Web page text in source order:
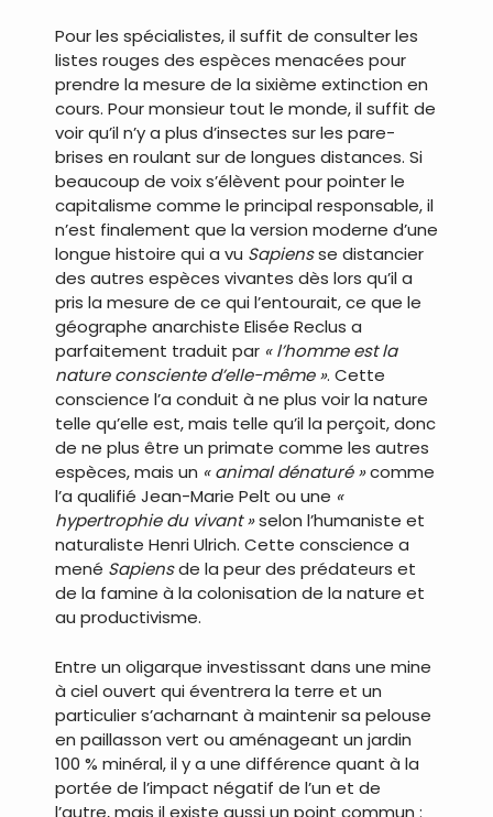
Pour les spécialistes, il suffit de consulter les
listes rouges des espèces menacées pour
prendre la mesure de la sixième extinction en
cours. Pour monsieur tout le monde, il suffit de
voir qu’il n’y a plus d’insectes sur les pare-
brises en roulant sur de longues distances. Si
beaucoup de voix s’élèvent pour pointer le
capitalisme comme le principal responsable, il
n’est finalement que la version moderne d’une
longue histoire qui a vu Sapiensse distancier
des autres espèces vivantes dès lors qu’il a
pris la mesure de ce qui l’entourait, ce que le
géographe anarchiste Elisée Reclus a
parfaitement traduit par « l’homme est la
nature consciente d’elle-même ». Cette
conscience l’a conduit à ne plus voir la nature
telle qu’elle est, mais telle qu’il la perçoit, donc
de ne plus être un primate comme les autres
espèces, mais un « animal dénaturé »comme
l’a qualifié Jean-Marie Pelt ou une «
hypertrophie du vivant »selon l’humaniste et
naturaliste Henri Ulrich. Cette conscience a
mené Sapiensde la peur des prédateurs et
de la famine à la colonisation de la nature et
au productivisme.
Entre un oligarque investissant dans une mine
à ciel ouvert qui éventrera la terre et un
particulier s’acharnant à maintenir sa pelouse
en paillasson vert ou aménageant un jardin
100 % minéral, il y a une différence quant à la
portée de l’impact négatif de l’un et de
l’autre, mais il existe aussi un point commun :